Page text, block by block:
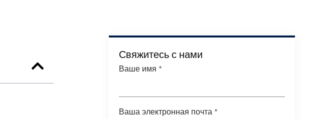
Свяжитесь с нами
Ваше имя *
Ваша электронная почта *